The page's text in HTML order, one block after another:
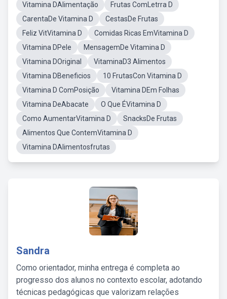
Vitamina DAlimentação
Frutas ComLetrra D
CarentaDe Vitamina D
CestasDe Frutas
Feliz VitVitamina D
Comidas Ricas EmVitamina D
Vitamina DPele
MensagemDe Vitamina D
Vitamina DOriginal
VitaminaD3 Alimentos
Vitamina DBeneficios
10 FrutasCon Vitamina D
Vitamina D ComPosição
Vitamina DEm Folhas
Vitamina DeAbacate
O Que ÉVitamina D
Como AumentarVitamina D
SnacksDe Frutas
Alimentos Que ContemVitamina D
Vitamina DAlimentosfrutas
Sandra
Como orientador, minha entrega é completa ao
progresso dos alunos no contexto escolar, adotando
técnicas pedagógicas que valorizam relações